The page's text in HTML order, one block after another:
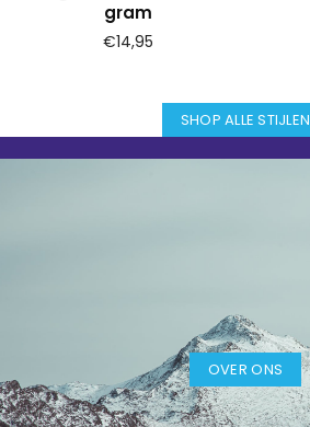
gram
Prijs
€14,95
SHOP ALLE STIJLEN
OVER ONS